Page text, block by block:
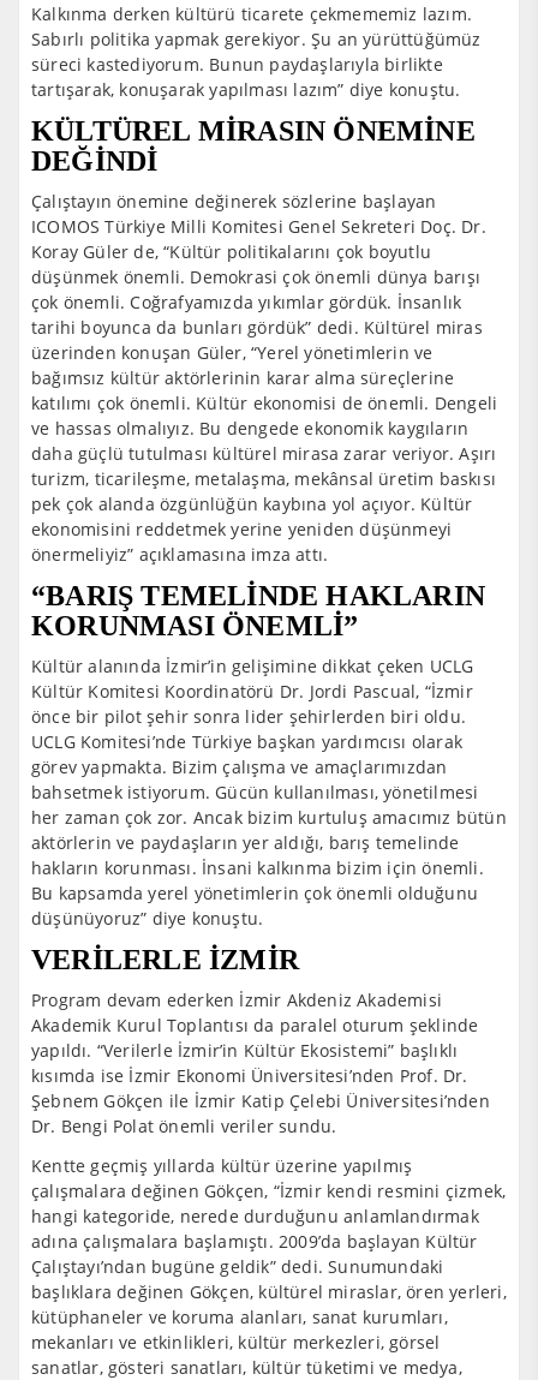
Kalkınma derken kültürü ticarete çekmememiz lazım.
Sabırlı politika yapmak gerekiyor. Şu an yürüttüğümüz
süreci kastediyorum. Bunun paydaşlarıyla birlikte
tartışarak, konuşarak yapılması lazım” diye konuştu.
KÜLTÜREL MİRASIN ÖNEMİNE
DEĞİNDİ
Çalıştayın önemine değinerek sözlerine başlayan
ICOMOS Türkiye Milli Komitesi Genel Sekreteri Doç. Dr.
Koray Güler de, “Kültür politikalarını çok boyutlu
düşünmek önemli. Demokrasi çok önemli dünya barışı
çok önemli. Coğrafyamızda yıkımlar gördük. İnsanlık
tarihi boyunca da bunları gördük” dedi. Kültürel miras
üzerinden konuşan Güler, “Yerel yönetimlerin ve
bağımsız kültür aktörlerinin karar alma süreçlerine
katılımı çok önemli. Kültür ekonomisi de önemli. Dengeli
ve hassas olmalıyız. Bu dengede ekonomik kaygıların
daha güçlü tutulması kültürel mirasa zarar veriyor. Aşırı
turizm, ticarileşme, metalaşma, mekânsal üretim baskısı
pek çok alanda özgünlüğün kaybına yol açıyor. Kültür
ekonomisini reddetmek yerine yeniden düşünmeyi
önermeliyiz” açıklamasına imza attı.
“BARIŞ TEMELİNDE HAKLARIN
KORUNMASI ÖNEMLİ”
Kültür alanında İzmir’in gelişimine dikkat çeken UCLG
Kültür Komitesi Koordinatörü Dr. Jordi Pascual, “İzmir
önce bir pilot şehir sonra lider şehirlerden biri oldu.
UCLG Komitesi’nde Türkiye başkan yardımcısı olarak
görev yapmakta. Bizim çalışma ve amaçlarımızdan
bahsetmek istiyorum. Gücün kullanılması, yönetilmesi
her zaman çok zor. Ancak bizim kurtuluş amacımız bütün
aktörlerin ve paydaşların yer aldığı, barış temelinde
hakların korunması. İnsani kalkınma bizim için önemli.
Bu kapsamda yerel yönetimlerin çok önemli olduğunu
düşünüyoruz” diye konuştu.
VERİLERLE İZMİR
Program devam ederken İzmir Akdeniz Akademisi
Akademik Kurul Toplantısı da paralel oturum şeklinde
yapıldı. “Verilerle İzmir’in Kültür Ekosistemi” başlıklı
kısımda ise İzmir Ekonomi Üniversitesi’nden Prof. Dr.
Şebnem Gökçen ile İzmir Katip Çelebi Üniversitesi’nden
Dr. Bengi Polat önemli veriler sundu.
Kentte geçmiş yıllarda kültür üzerine yapılmış
çalışmalara değinen Gökçen, “İzmir kendi resmini çizmek,
hangi kategoride, nerede durduğunu anlamlandırmak
adına çalışmalara başlamıştı. 2009’da başlayan Kültür
Çalıştayı’ndan bugüne geldik” dedi. Sunumundaki
başlıklara değinen Gökçen, kültürel miraslar, ören yerleri,
kütüphaneler ve koruma alanları, sanat kurumları,
mekanları ve etkinlikleri, kültür merkezleri, görsel
sanatlar, gösteri sanatları, kültür tüketimi ve medya,